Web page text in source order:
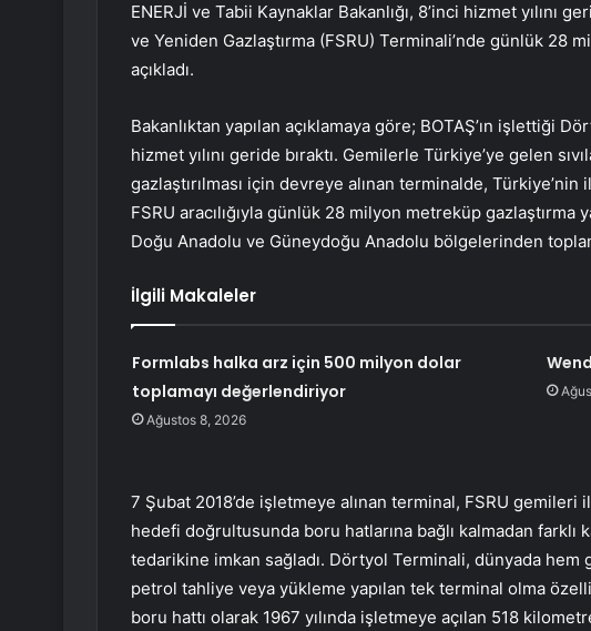
ENERJİ ve Tabii Kaynaklar Bakanlığı, 8’inci hizmet yılını
ve Yeniden Gazlaştırma (FSRU) Terminali’nde günlük 28
açıkladı.
Bakanlıktan yapılan açıklamaya göre; BOTAŞ’ın işlettiği
hizmet yılını geride bıraktı. Gemilerle Türkiye’ye gelen
gazlaştırılması için devreye alınan terminalde,
FSRU aracılığıyla günlük 28 milyon metreküp gazlaştırma
Doğu Anadolu ve Güneydoğu Anadolu bölgelerinden
İlgili Makaleler
Formlabs halka arz için 500 milyon dolar
toplamayı değerlendiriyor
Ağustos 8, 2026
7 Şubat 2018’de işletmeye alınan terminal, FSRU
hedefi doğrultusunda boru hatlarına bağlı kalmadan farklı
tedarikine imkan sağladı. Dörtyol Terminali, dünyada
petrol tahliye veya yükleme yapılan tek terminal olma
boru hattı olarak 1967 yılında işletmeye açılan 518